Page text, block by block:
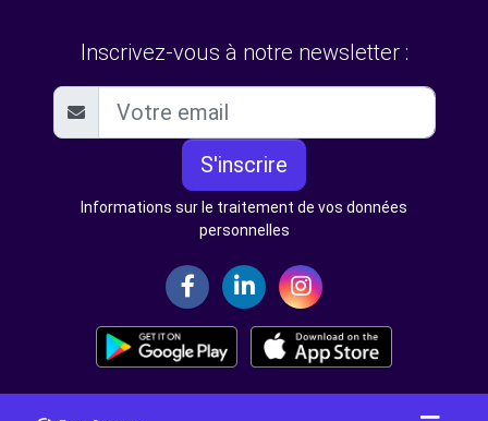
Inscrivez-vous à notre newsletter :
S'inscrire
Informations sur le traitement de vos données
personnelles